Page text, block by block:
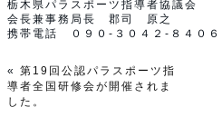
栃木県パラスポーツ指導者協議会
会長兼事務局長 郡司 原之
携帯電話 ０９０-３０４２-８４０６
« 第19回公認パラスポーツ指
導者全国研修会が開催されま
した。